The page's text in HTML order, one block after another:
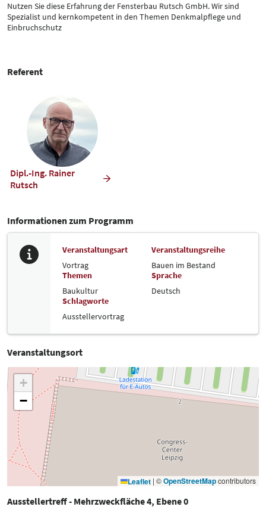
Nutzen Sie diese Erfahrung der Fensterbau Rutsch GmbH. Wir sind
Spezialist und kernkompetent in den Themen Denkmalpflege und
Einbruchschutz
Referent
Dipl.-Ing. Rainer
Rutsch
Informationen zum Programm
Veranstaltungsart
Vortrag
Veranstaltungsreihe
Bauen im Bestand
Themen
Baukultur
Sprache
Deutsch
Schlagworte
Ausstellervortrag
Veranstaltungsort
+
−
Leaflet | ©OpenStreetMapcontributors
Ausstellertreff - Mehrzweckfläche 4, Ebene 0